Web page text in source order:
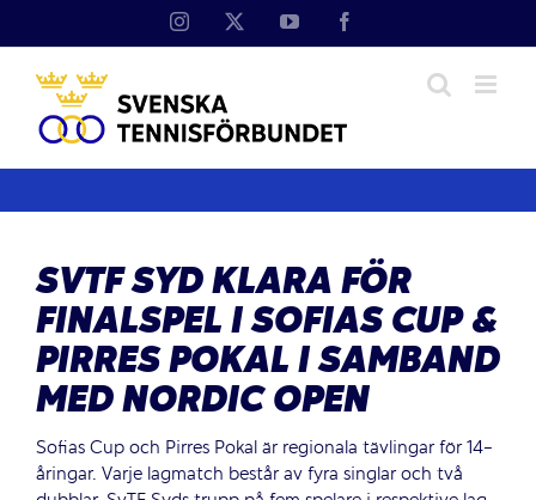
Instagram YouTube
SVTF SYD KLARA FÖR
FINALSPEL I SOFIAS CUP &
PIRRES POKAL I SAMBAND
MED NORDIC OPEN
Sofias Cup och Pirres Pokal är regionala tävlingar för 14-
åringar. Varje lagmatch består av fyra singlar och två